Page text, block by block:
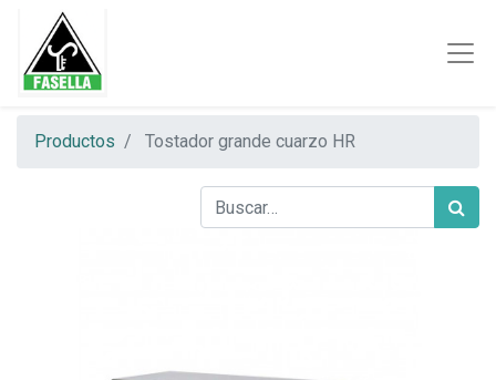
Productos Tostador grande cuarzo HR